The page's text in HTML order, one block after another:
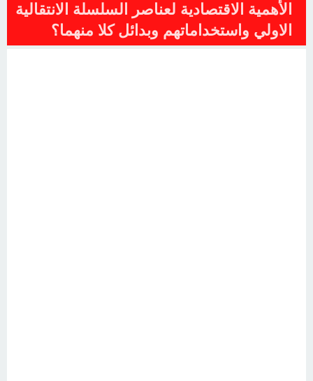
الأهمية الاقتصادية لعناصر السلسلة الانتقالية
الاولي واستخداماتهم وبدائل كلا منهما؟